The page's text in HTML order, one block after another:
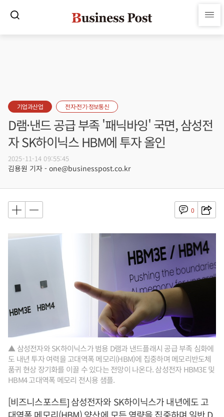
기업과산업 전자·전기·정보통신
D램·낸드 공급 부족 '패닉바잉' 국면, 삼성전
자 SK하이닉스 HBM에 투자 올인
2025-11-14 09:55:45
김용원 기자 - one@businesspost.co.kr
0
▲ 삼성전자와 SK하이닉스가 범용 D램과 낸드플래시 공급 부족 심화에
도 내년 투자 여력을 고대역폭 메모리(HBM)에 집중하며 메모리반도체
품귀 현상 장기화를 이끌 수 있다는 전망이 나온다. 삼성전자 HBM3E 및
HBM4 고대역폭 메모리 전시용 샘플.
[비즈니스포스트] 삼성전자와 SK하이닉스가 내년에도 고